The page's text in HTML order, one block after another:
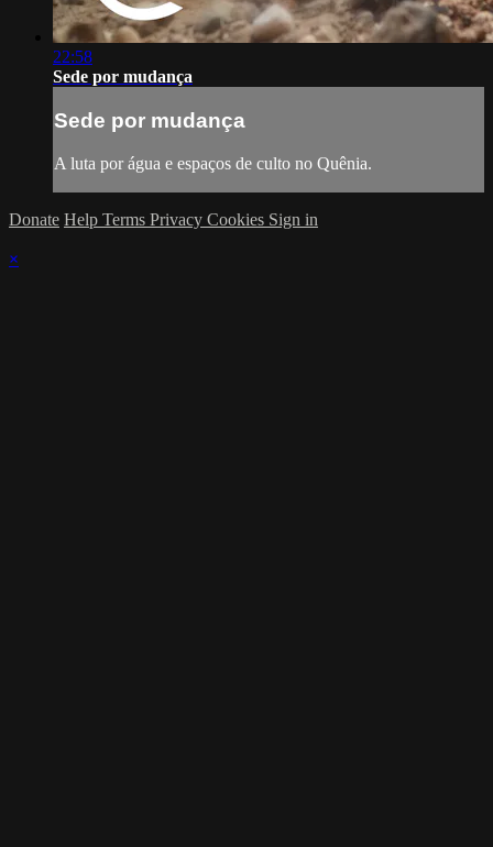
22:58
Sede por mudança
Sede por mudança
A luta por água e espaços de culto no Quênia.
Donate Help Terms Privacy Cookies Sign in
×